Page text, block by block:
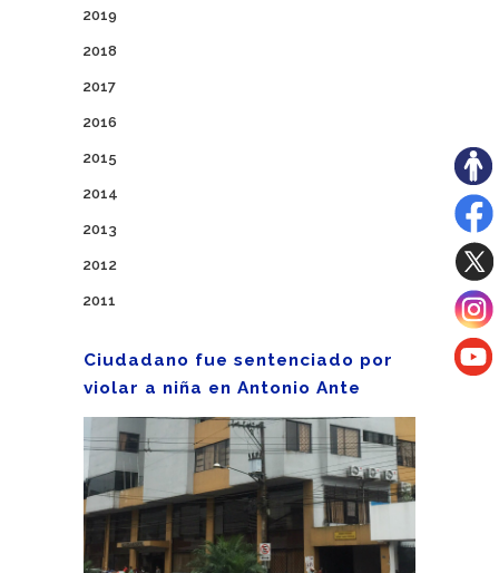
2019
2018
2017
2016
2015
2014
2013
2012
2011
Ciudadano fue sentenciado por
violar a niña en Antonio Ante